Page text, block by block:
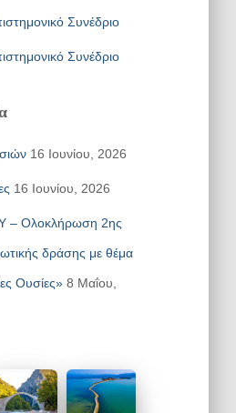
Συνέδριο
Συνέδριο
16 Ιουνίου, 2026
16 Ιουνίου, 2026
– Ολοκλήρωση 2ης
δράσης με θέμα
Ουσίες» 8 Μαΐου,